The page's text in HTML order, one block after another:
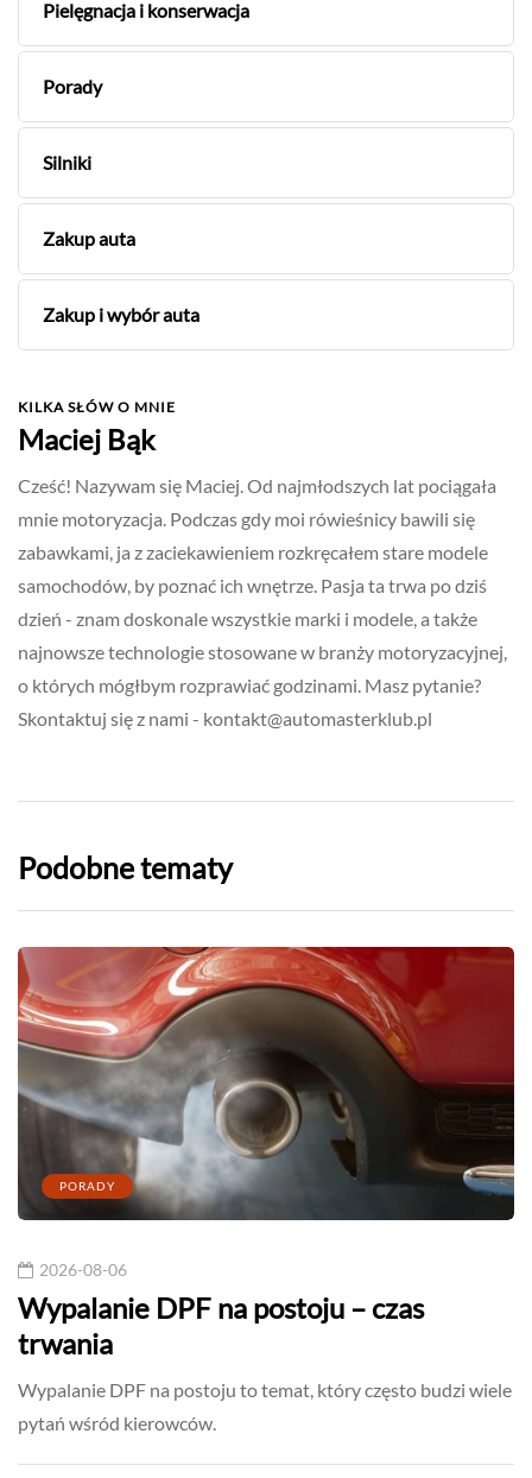
Pielęgnacja i konserwacja
Porady
Silniki
Zakup auta
Zakup i wybór auta
KILKA SŁÓW O MNIE
Maciej Bąk
Cześć! Nazywam się Maciej. Od najmłodszych lat pociągała
mnie motoryzacja. Podczas gdy moi rówieśnicy bawili się
zabawkami, ja z zaciekawieniem rozkręcałem stare modele
samochodów, by poznać ich wnętrze. Pasja ta trwa po dziś
dzień - znam doskonale wszystkie marki i modele, a także
najnowsze technologie stosowane w branży motoryzacyjnej,
o których mógłbym rozprawiać godzinami. Masz pytanie?
Skontaktuj się z nami - kontakt@automasterklub.pl
Podobne tematy
PORADY
2026-08-06
Wypalanie DPF na postoju – czas
trwania
Wypalanie DPF na postoju to temat, który często budzi wiele
pytań wśród kierowców.